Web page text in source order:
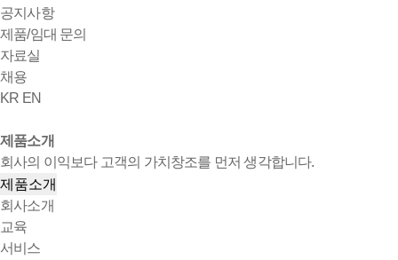
공지사항
제품/임대 문의
자료실
채용
KR EN
제품소개
회사의 이익보다 고객의 가치창조를 먼저 생각합니다.
제품소개
회사소개
교육
서비스